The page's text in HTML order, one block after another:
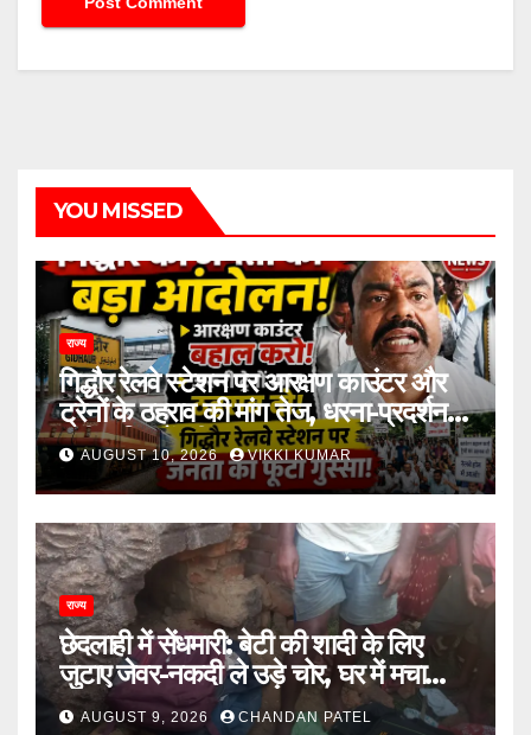
YOU MISSED
राज्य
गिद्धौर रेलवे स्टेशन पर आरक्षण काउंटर और
ट्रेनों के ठहराव की मांग तेज, धरना-प्रदर्शन में
उठी यात्रियों की आवाज
AUGUST 10, 2026 VIKKI KUMAR
राज्य
छेदलाही में सेंधमारी: बेटी की शादी के लिए
जुटाए जेवर-नकदी ले उड़े चोर, घर में मचा
कोहराम
AUGUST 9, 2026 CHANDAN PATEL